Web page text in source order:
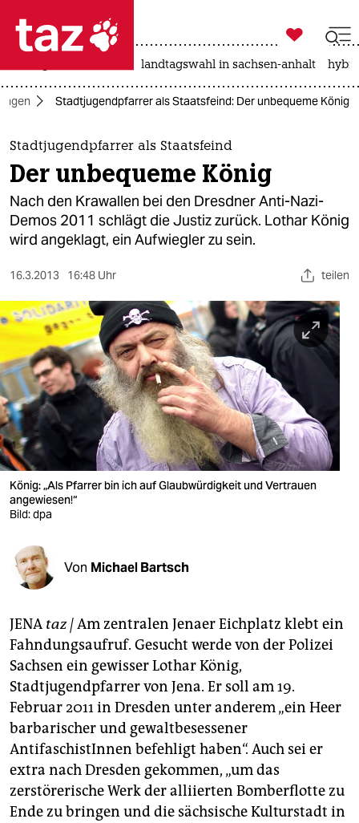
 taz zahl ich
taz zahl ich
themen
politik
öko
gesellschaft
sport
berlin
nord
wahrheit
verlag
verlag
shop
fragen & hilfe
unterstützen
abo
genossenschaft
epaper login

taz zahl ich
landtagswahl in sachsen-anhalt
Stadtjugendpfarrer als Staatsfeind: Der unbequeme König
Stadtjugendpfarrer als Staatsfeind
Der unbequeme König
Nach den Krawallen bei den Dresdner Anti-Nazi-
Demos 2011 schlägt die Justiz zurück. Lothar König
wird angeklagt, ein Aufwiegler zu sein.
16.3.2013 16:48 Uhr teilen
König: „Als Pfarrer bin ich auf Glaubwürdigkeit und Vertrauen
angewiesen!“
Bild: dpa
Von Michael Bartsch
JENA taz |Am zentralen Jenaer Eichplatz klebt ein
Fahndungsaufruf. Gesucht werde von der Polizei
Sachsen ein gewisser Lothar König,
Stadtjugendpfarrer von Jena. Er soll am 19.
Februar 2011 in Dresden unter anderem „ein Heer
barbarischer und gewaltbesessener
AntifaschistInnen befehligt haben“. Auch sei er
extra nach Dresden gekommen, „um das
zerstörerische Werk der alliierten Bomberflotte zu
Ende zu bringen und die sächsische Kulturstadt in